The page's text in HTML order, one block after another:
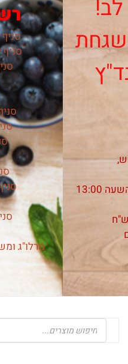
רשימת
סניף ירושלים שכונת
סניף ירושלים שכונת
סניף ירושלים
סניף ירושלים
סניף ביתר עילית A - אלעזר המודעי 15
סניף ביתר עלית B - כיכר העיר הר"ן 9
סניף ביתר עילית B - קניון חיים זקן
סניף בית שמש -
סניף בית שמש - רמה
סניף אלעד -
מרלו"ג ומשרדים - שוק
search